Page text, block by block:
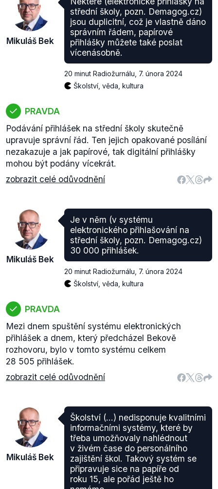
Mikuláš Bek
střední školy, pozn. Demagog.cz)
jsou duplicitní, což je vlastně dáno
správním řádem, papírové
přihlášky můžete také poslat
vícenásobně.
20 minut Radiožurnálu 7. února 2024
Školství, věda, kultura
PRAVDA
Podávání přihlášek na střední školy skutečně
upravuje správní řád. Ten jejich opakované posílání
nezakazuje a jak papírové, tak digitální přihlášky
mohou být podány vícekrát.
zobrazit celé odůvodnění
Mikuláš Bek
Je v něm (v systému
elektronického přihlašování na
střední školy, pozn. Demagog.cz)
30 000 přihlášek.
20 minut Radiožurnálu 7. února 2024
Školství, věda, kultura
PRAVDA
Mezi dnem spuštění systému elektronických
přihlášek a dnem, který předcházel Bekově
rozhovoru, bylo v tomto systému celkem
28 505 přihlášek.
zobrazit celé odůvodnění
Mikuláš Bek
Školství (...) nedisponuje kvalitními
informačními systémy, které by
třeba umožňovaly nahlédnout
v živém čase do personálního
zajištění škol. Takový systém se
připravuje sice na papíře od
roku 15, ale pořád ještě ho